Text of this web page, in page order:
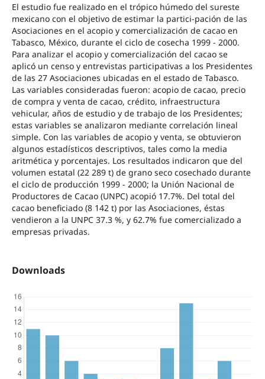
El estudio fue realizado en el trópico húmedo del sureste
mexicano con el objetivo de estimar la partici-pación de las
Asociaciones en el acopio y comercialización de cacao en
Tabasco, México, durante el ciclo de cosecha 1999 - 2000.
Para analizar el acopio y comercialización del cacao se
aplicó un censo y entrevistas participativas a los Presidentes
de las 27 Asociaciones ubicadas en el estado de Tabasco.
Las variables consideradas fueron: acopio de cacao, precio
de compra y venta de cacao, crédito, infraestructura
vehicular, años de estudio y de trabajo de los Presidentes;
estas variables se analizaron mediante correlación lineal
simple. Con las variables de acopio y venta, se obtuvieron
algunos estadísticos descriptivos, tales como la media
aritmética y porcentajes. Los resultados indicaron que del
volumen estatal (22 289 t) de grano seco cosechado durante
el ciclo de producción 1999 - 2000; la Unión Nacional de
Productores de Cacao (UNPC) acopió 17.7%. Del total del
cacao beneficiado (8 142 t) por las Asociaciones, éstas
vendieron a la UNPC 37.3 %, y 62.7% fue comercializado a
empresas privadas.
Downloads